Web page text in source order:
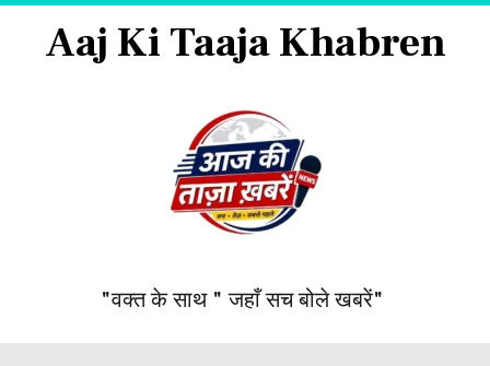
Aaj Ki Taaja Khabren
"वक्त के साथ " जहाँ सच बोले खबरें"